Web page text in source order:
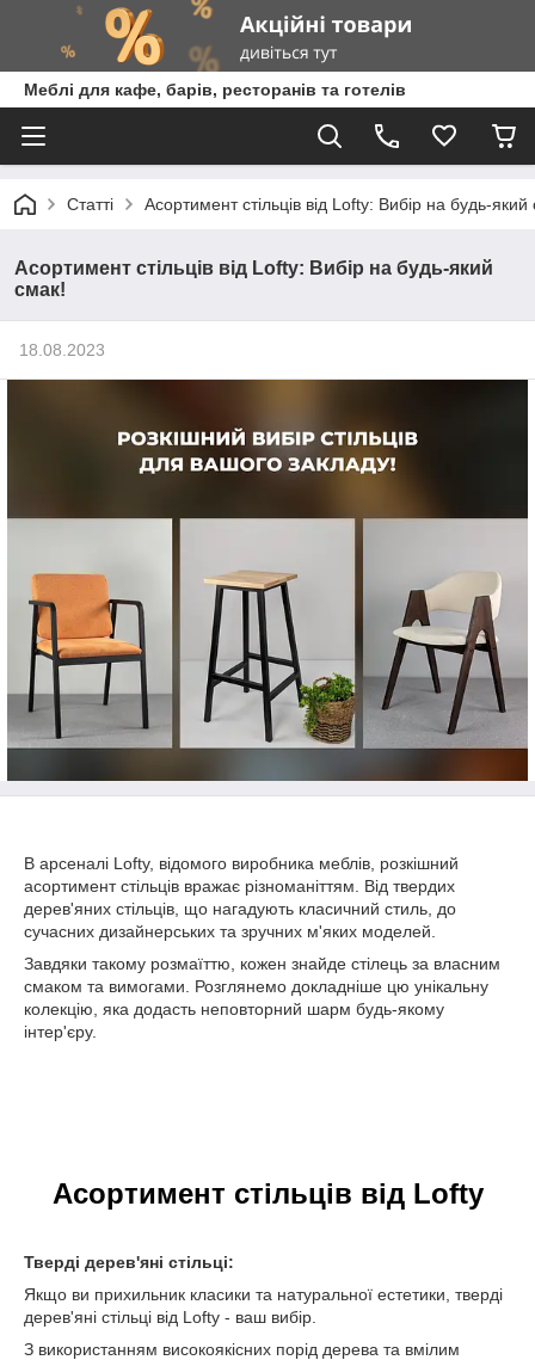
Меблі для кафе, барів, ресторанів та готелів
Статті Асортимент стільців від Lofty: Вибір на будь-який
Асортимент стільців від Lofty: Вибір на будь-який
смак!
18.08.2023
В арсеналі Lofty, відомого виробника меблів, розкішний
асортимент стільців вражає різноманіттям. Від твердих
дерев'яних стільців, що нагадують класичний стиль, до
сучасних дизайнерських та зручних м'яких моделей.
Завдяки такому розмаїттю, кожен знайде стілець за власним
смаком та вимогами. Розглянемо докладніше цю унікальну
колекцію, яка додасть неповторний шарм будь-якому
інтер'єру.
Асортимент стільців від Lofty
Тверді дерев'яні стільці:
Якщо ви прихильник класики та натуральної естетики, тверді
дерев'яні стільці від Lofty - ваш вибір.
З використанням високоякісних порід дерева та вмілим